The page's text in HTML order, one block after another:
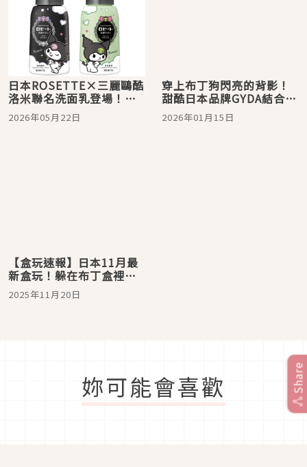
日本ROSETTE×三麗鷗酷
洛米聯名洗面乳登場！
2026夏季限定可愛包裝、
功效亮點一次看
2026年05月22日
穿上布丁狗閃亮的背影！
甜酷日本品牌GYDA 結合三
麗鷗萌角色 推出躲貓貓連
帽上衣
2026年01月15日
【盒玩速報】日本11月最
新盒玩！躲在布丁盒裡的
布丁狗有夠萌
2025年11月20日
妳可能會喜歡 Share